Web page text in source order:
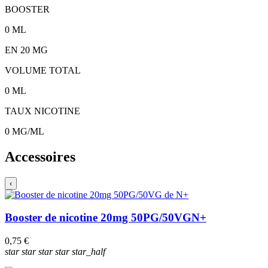
BOOSTER
0 ML
EN 20 MG
VOLUME TOTAL
0 ML
TAUX NICOTINE
0 MG/ML
Accessoires
‹
Booster de nicotine 20mg 50PG/50VGN+
0,75 €
starstarstarstarstar_half